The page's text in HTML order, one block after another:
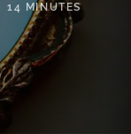
14 MINUTES